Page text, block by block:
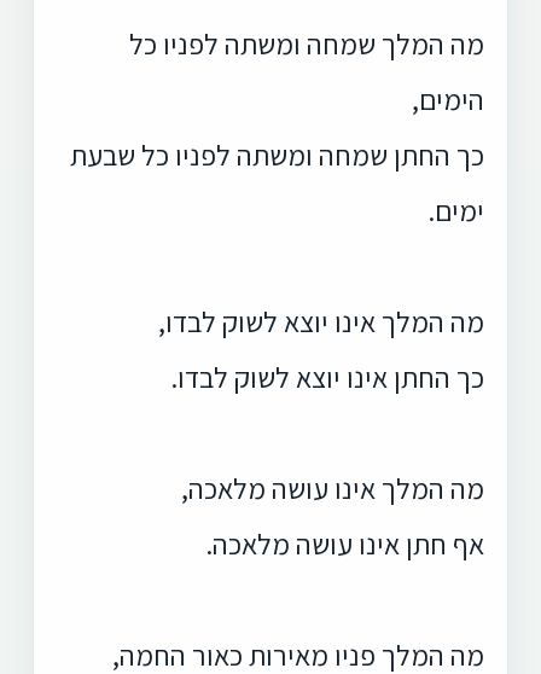
מה המלך שמחה ומשתה לפניו כל
הימים,
כך החתן שמחה ומשתה לפניו כל שבעת
ימים.
מה המלך אינו יוצא לשוק לבדו,
כך החתן אינו יוצא לשוק לבדו.
מה המלך אינו עושה מלאכה,
אף חתן אינו עושה מלאכה.
מה המלך פניו מאירות כאור החמה,